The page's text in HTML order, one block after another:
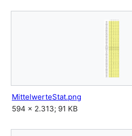
MittelwerteStat.png
594 × 2.313; 91 KB